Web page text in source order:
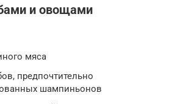
и овощами
мяса
предпочтительно
шампиньонов